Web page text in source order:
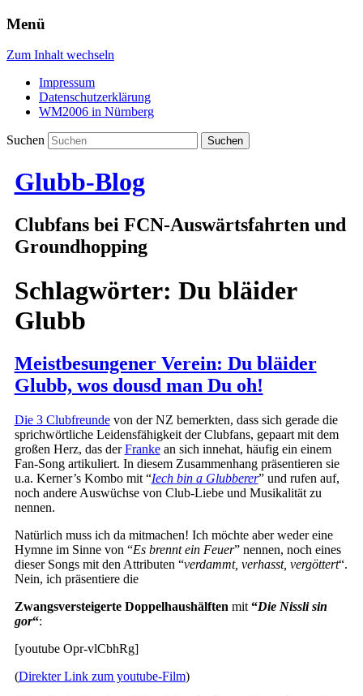
Menü
Zum Inhalt wechseln
Impressum
Datenschutzerklärung
WM2006 in Nürnberg
Suchen
Glubb-Blog
Clubfans bei FCN-Auswärtsfahrten und
Groundhopping
Schlagwörter: Du bläider
Glubb
Meistbesungener Verein: Du bläider
Glubb, wos dousd man Du oh!
Die 3 Clubfreundevon der NZ bemerkten, dass sich gerade die
sprichwörtliche Leidensfähigkeit der Clubfans, gepaart mit dem
großen Herz, das derFrankean sich innehat, häufig ein einem
Fan-Song artikuliert. In diesem Zusammenhang präsentieren sie
u.a. Kerner’s Kombo mit “Iech bin a Glubberer” und rufen auf,
noch andere Auswüchse von Club-Liebe und Musikalität zu
nennen.
Natürlich muss ich da mitmachen! Ich möchte aber weder eine
Hymne im Sinne von “Es brennt ein Feuer” nennen, noch eines
dieser Songs mit den Attributen “verdammt, verhasst, vergöttert“.
Nein, ich präsentiere die
Zwangsversteigerte Doppelhaushälften mit “Die Nissli sin
gor“:
[youtube Opr-vlCbhRg]
(Direkter Link zum youtube-Film)